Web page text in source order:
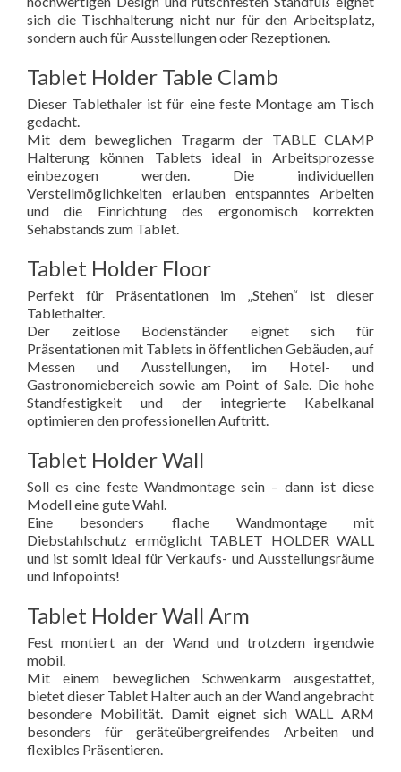
sich die Tischhalterung nicht nur für den Arbeitsplatz,
sondern auch für Ausstellungen oder Rezeptionen.
Tablet Holder Table Clamb
Dieser Tablethaler ist für eine feste Montage am Tisch
gedacht.
Mit dem beweglichen Tragarm der TABLE CLAMP
Halterung können Tablets ideal in Arbeitsprozesse
einbezogen werden. Die individuellen
Verstellmöglichkeiten erlauben entspanntes Arbeiten
und die Einrichtung des ergonomisch korrekten
Sehabstands zum Tablet.
Tablet Holder Floor
Perfekt für Präsentationen im „Stehen“ ist dieser
Tablethalter.
Der zeitlose Bodenständer eignet sich für
Präsentationen mit Tablets in öffentlichen Gebäuden, auf
Messen und Ausstellungen, im Hotel- und
Gastronomiebereich sowie am Point of Sale. Die hohe
Standfestigkeit und der integrierte Kabelkanal
optimieren den professionellen Auftritt.
Tablet Holder Wall
Soll es eine feste Wandmontage sein – dann ist diese
Modell eine gute Wahl.
Eine besonders flache Wandmontage mit
Diebstahlschutz ermöglicht TABLET HOLDER WALL
und ist somit ideal für Verkaufs- und Ausstellungsräume
und Infopoints!
Tablet Holder Wall Arm
Fest montiert an der Wand und trotzdem irgendwie
mobil.
Mit einem beweglichen Schwenkarm ausgestattet,
bietet dieser Tablet Halter auch an der Wand angebracht
besondere Mobilität. Damit eignet sich WALL ARM
besonders für geräteübergreifendes Arbeiten und
flexibles Präsentieren.